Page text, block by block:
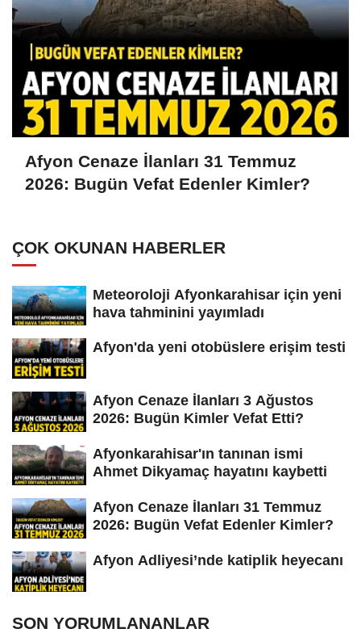
Afyon Cenaze İlanları 31 Temmuz
2026: Bugün Vefat Edenler Kimler?
ÇOK OKUNAN HABERLER
Meteoroloji Afyonkarahisar için yeni
hava tahminini yayımladı
Afyon'da yeni otobüslere erişim testi
Afyon Cenaze İlanları 3 Ağustos
2026: Bugün Kimler Vefat Etti?
Afyonkarahisar'ın tanınan ismi
Ahmet Dikyamaç hayatını kaybetti
Afyon Cenaze İlanları 31 Temmuz
2026: Bugün Vefat Edenler Kimler?
Afyon Adliyesi’nde katiplik heyecanı
SON YORUMLANANLAR